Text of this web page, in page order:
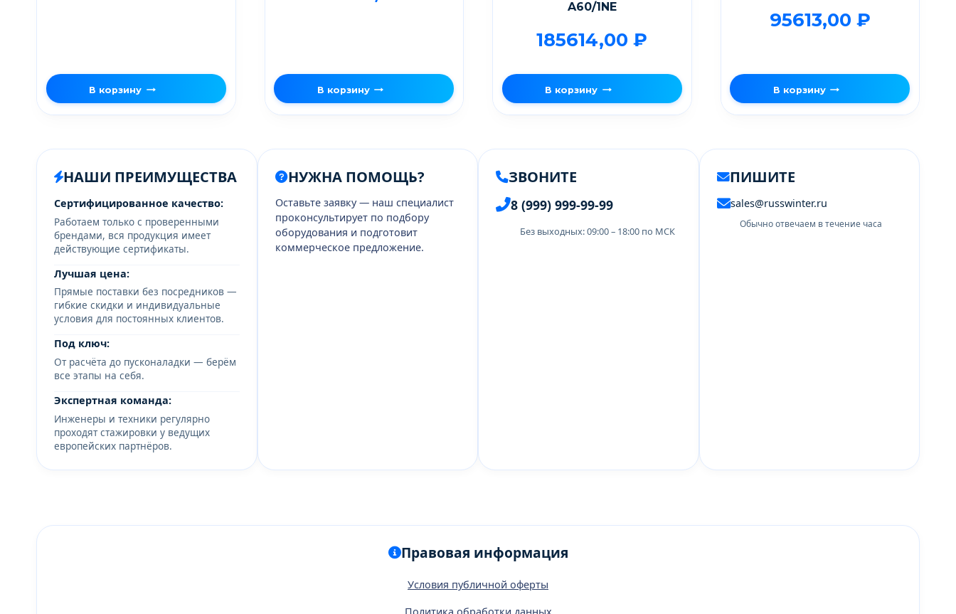
В корзину В корзину
A60/1NE
185614,00₽
В корзину
95613,00 ₽
В корзину
НАШИ ПРЕИМУЩЕСТВА
Сертифицированное качество:
Работаем только с проверенными
брендами, вся продукция имеет
действующие сертификаты.
Лучшая цена:
Прямые поставки без посредников —
гибкие скидки и индивидуальные
условия для постоянных клиентов.
Под ключ:
От расчёта до пусконаладки — берём
все этапы на себя.
Экспертная команда:
Инженеры и техники регулярно
проходят стажировки у ведущих
европейских партнёров.
НУЖНА ПОМОЩЬ?
Оставьте заявку — наш специалист
проконсультирует по подбору
оборудования и подготовит
коммерческое предложение.
ЗВОНИТЕ
8 (999) 999-99-99
Без выходных: 09:00 – 18:00 по МСК
ПИШИТЕ
sales@russwinter.ru
Обычно отвечаем в течение часа
Правовая информация
Условия публичной оферты